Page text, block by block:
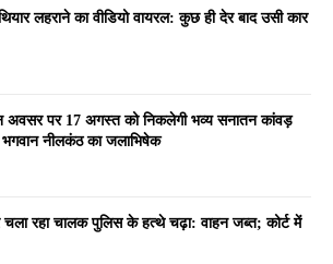
लहराने का वीडियो वायरल: कुछ ही देर बाद उसी कार
अवसर पर 17 अगस्त को निकलेगी भव्य सनातन कांवड़
भगवान नीलकंठ का जलाभिषेक
चला रहा चालक पुलिस के हत्थे चढ़ा: वाहन जब्त; कोर्ट में